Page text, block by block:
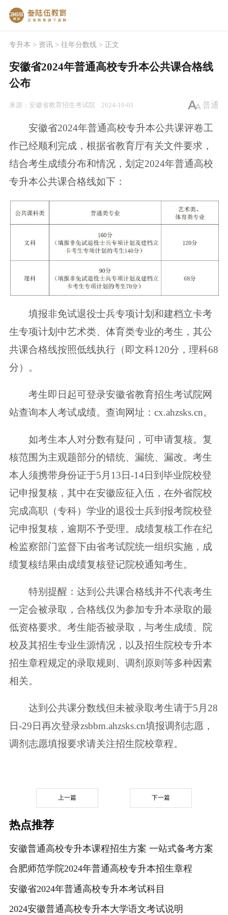
专升本 > 资讯> 往年分数线 > 正文
安徽省2024年普通高校专升本公共课合格线
公布
来源： 安徽省教育招生考试院 2024-10-01 普通
安徽省2024年普通高校专升本公共课评卷工
作已经顺利完成，根据省教育厅有关文件要求，
结合考生成绩分布和情况，划定2024年普通高校
专升本公共课合格线如下：
填报非免试退役士兵专项计划和建档立卡考
生专项计划中艺术类、体育类专业的考生，其公
共课合格线按照低线执行（即文科120分，理科68
分）。
考生即日起可登录安徽省教育招生考试院网
站查询本人考试成绩。查询网址：cx.ahzsks.cn。
如考生本人对分数有疑问，可申请复核。复
核范围为主观题部分的错统、漏统、漏改。考生
本人须携带身份证于5月13日-14日到毕业院校登
记申报复核，其中在安徽应征入伍，在外省院校
完成高职（专科）学业的退役士兵到报考院校登
记申报复核，逾期不予受理。成绩复核工作在纪
检监察部门监督下由省考试院统一组织实施，成
绩复核结果由成绩复核登记院校通知考生。
特别提醒：达到公共课合格线并不代表考生
一定会被录取，合格线仅为参加专升本录取的最
低资格要求。考生能否被录取，与考生成绩、院
校及其招生专业生源情况，以及招生院校专升本
招生章程规定的录取规则、调剂原则等多种因素
相关。
达到公共课分数线但未被录取考生请于5月28
日-29日再次登录zsbbm.ahzsks.cn填报调剂志愿，
调剂志愿填报要求请关注招生院校章程。
上一篇 下一篇
热点推荐
安徽普通高校专升本课程招生方案 一站式备考方案
合肥师范学院2024年普通高校专升本招生章程
安徽省2024年普通高校专升本考试科目
2024安徽普通高校专升本大学语文考试说明